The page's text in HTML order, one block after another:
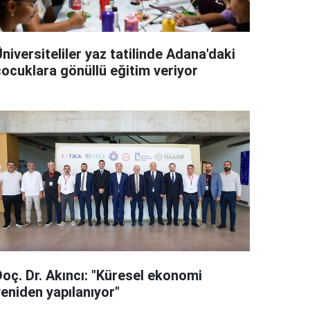
yaz tatilinde Adana'daki
gönüllü eğitim veriyor
Dr. Akıncı: "Küresel ekonomi
yapılanıyor"